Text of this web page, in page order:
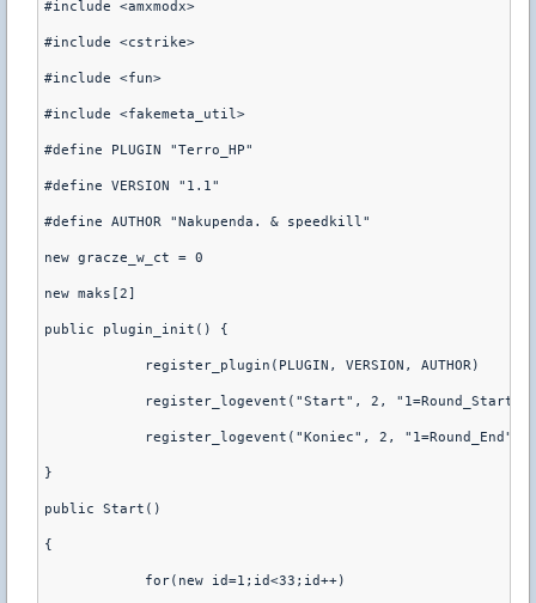
#include <amxmodx>
#include <cstrike>
#include <fun>
#include <fakemeta_util>
#define PLUGIN "Terro_HP"
#define VERSION "1.1"
#define AUTHOR "Nakupenda. & speedkill"
new gracze_w_ct = 0
new maks[2]
public plugin_init() {
	    register_plugin(PLUGIN, VERSION, AUTHOR)
	    register_logevent("Start", 2, "1=Round_Start")
	    register_logevent("Koniec", 2, "1=Round_End")
}
public Start()
{
	    for(new id=1;id<33;id++)